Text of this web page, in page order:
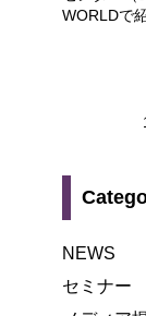
WORLDで
NEWS
セミナー